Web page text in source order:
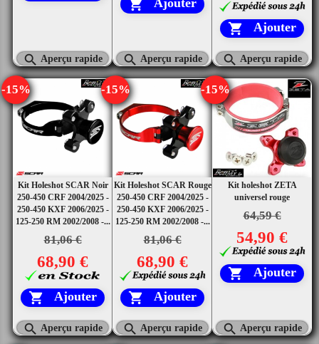
 Aperçu rapide
 Ajouter
 Aperçu rapide
 Ajouter
 Aperçu rapide
Kit Holeshot SCAR Noir
250-450 CRF 2004/2025 -
250-450 KXF 2006/2025 -
125-250 RM 2002/2008 -...
81,06 €
-15%
68,90 €
 Ajouter
 Aperçu rapide
Kit Holeshot SCAR Rouge
250-450 CRF 2004/2025 -
250-450 KXF 2006/2025 -
125-250 RM 2002/2008 -...
81,06 €
-15%
68,90 €
 Ajouter
 Aperçu rapide
Kit holeshot ZETA
universel rouge
64,59 €
-15%
54,90 €
 Ajouter
 Aperçu rapide